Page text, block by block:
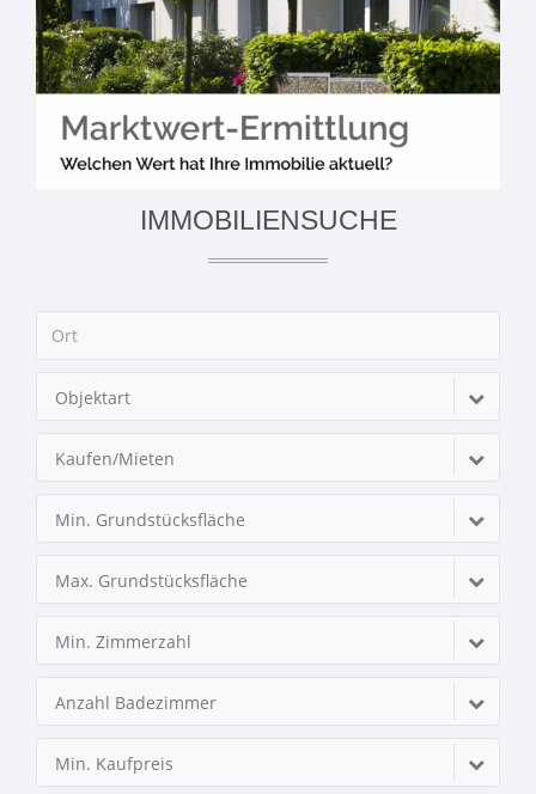
IMMOBILIENSUCHE
Objektart
Kaufen/Mieten
Min. Grundstücksfläche
Max. Grundstücksfläche
Min. Zimmerzahl
Anzahl Badezimmer
Min. Kaufpreis